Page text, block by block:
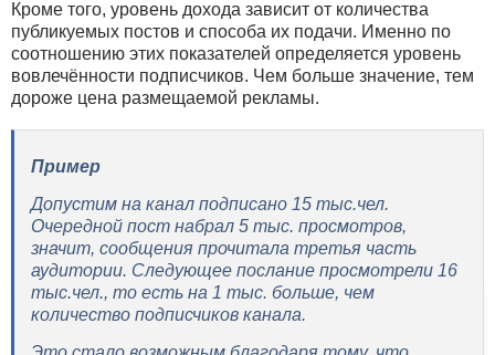
Кроме того, уровень дохода зависит от количества
публикуемых постов и способа их подачи. Именно по
соотношению этих показателей определяется уровень
вовлечённости подписчиков. Чем больше значение, тем
дороже цена размещаемой рекламы.
Пример
Допустим на канал подписано 15 тыс.чел.
Очередной пост набрал 5 тыс. просмотров,
значит, сообщения прочитала третья часть
аудитории. Следующее послание просмотрели 16
тыс.чел., то есть на 1 тыс. больше, чем
количество подписчиков канала.